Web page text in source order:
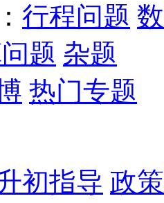
行程问题
题 杂题
热门专题
初指导 政